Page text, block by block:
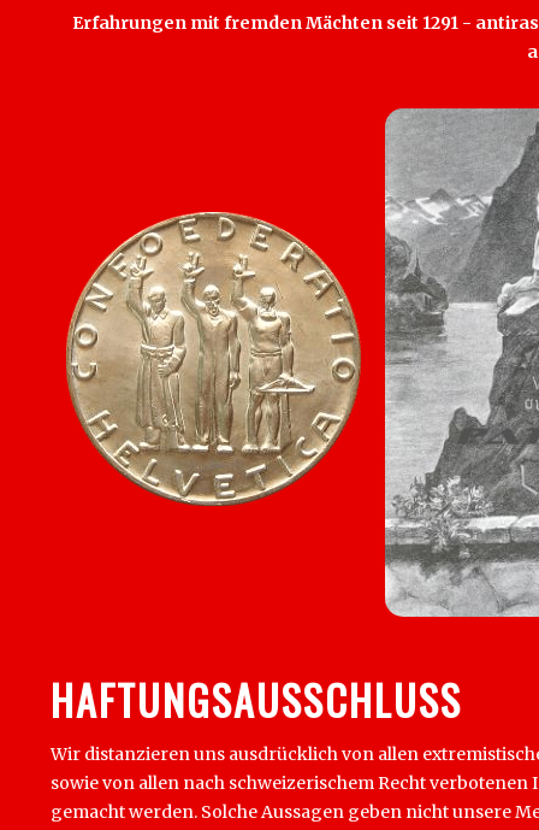
Erfahrungen mit fremden Mächten seit 1291 -
HAFTUNGSAUSSCHLUSS
Wir distanzieren uns ausdrücklich von allen
sowie von allen nach schweizerischem Recht
gemacht werden. Solche Aussagen geben nicht unsere